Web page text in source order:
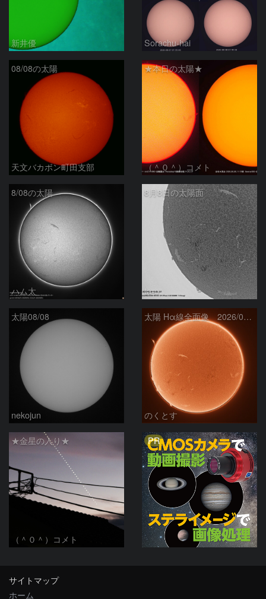
新井優 Sorachu-hai
08/08の太陽
天文バカボン町田支部
★本日の太陽★
（＾０＾）コメト
8/08の太陽
ハム太
8月8日の太陽面
ta-o
太陽08/08
nekojun
太陽 Hα線全面像 2026/08/08
のくとす
★金星の入り★
（＾０＾）コメト
PR
サイトマップ
ホーム